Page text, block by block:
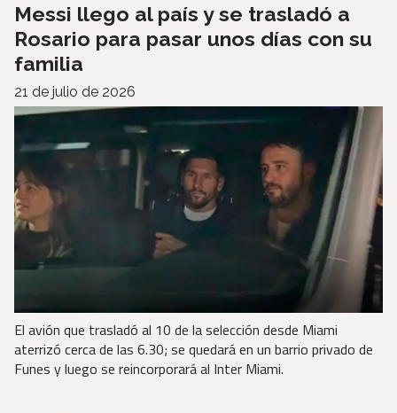
Messi llego al país y se trasladó a
Rosario para pasar unos días con su
familia
21 de julio de 2026
El avión que trasladó al 10 de la selección desde Miami
aterrizó cerca de las 6.30; se quedará en un barrio privado de
Funes y luego se reincorporará al Inter Miami.